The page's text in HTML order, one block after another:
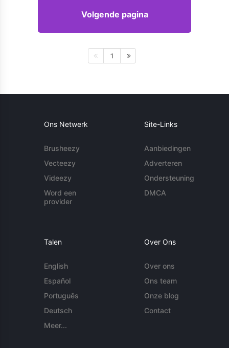
Volgende pagina
1
Ons Netwerk
Brusheezy
Vecteezy
Videezy
Word een
provider
Site-Links
Aanbiedingen
Adverteren
Ondersteuning
DMCA
Talen
English
Español
Português
Deutsch
Meer...
Over Ons
Over ons
Ons team
Onze blog
Contact